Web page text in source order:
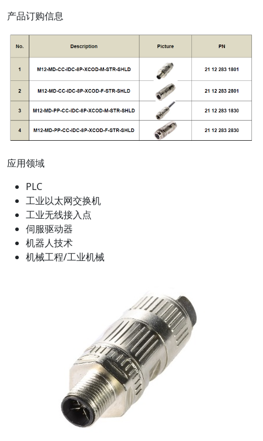
产品订购信息
应用领域
PLC
工业以太网交换机
工业无线接入点
伺服驱动器
机器人技术
机械工程/工业机械